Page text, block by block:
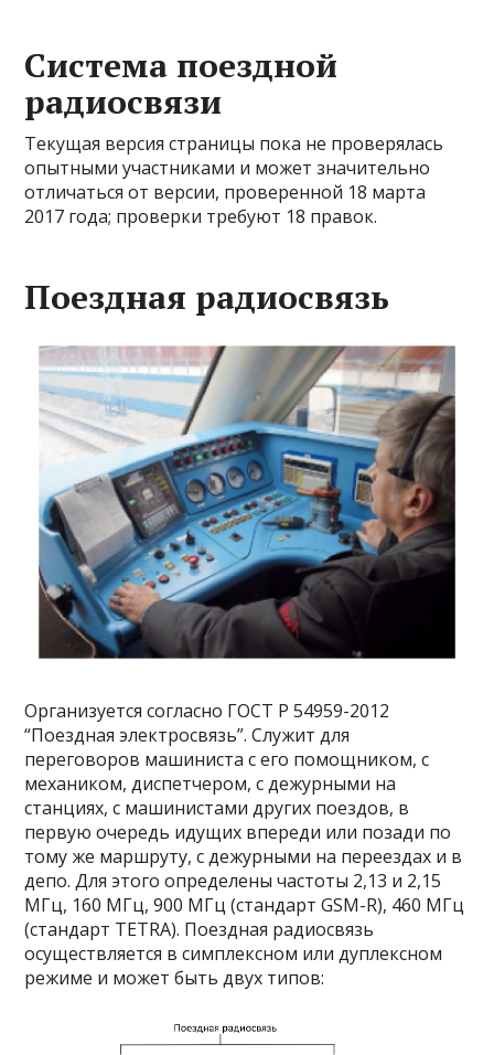
Система поездной
радиосвязи
Текущая версия страницы пока не проверялась
опытными участниками и может значительно
отличаться от версии, проверенной 18 марта
2017 года; проверки требуют 18 правок.
Поездная радиосвязь
Организуется согласно ГОСТ Р 54959-2012
“Поездная электросвязь”. Служит для
переговоров машиниста с его помощником, с
механиком, диспетчером, с дежурными на
станциях, с машинистами других поездов, в
первую очередь идущих впереди или позади по
тому же маршруту, с дежурными на переездах и в
депо. Для этого определены частоты 2,13 и 2,15
МГц, 160 МГц, 900 МГц (стандарт GSM-R), 460 МГц
(стандарт TETRA). Поездная радиосвязь
осуществляется в симплексном или дуплексном
режиме и может быть двух типов: